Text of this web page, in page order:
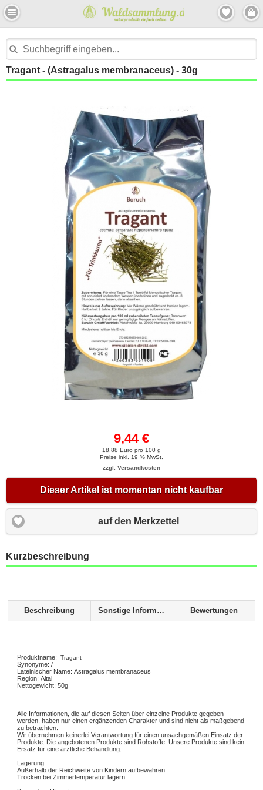
Tragant - (Astragalus membranaceus) - 30g
9,44 €
18,88 Euro pro 100 g
Preise inkl. 19 % MwSt.
zzgl. Versandkosten
Dieser Artikel ist momentan nicht kaufbar
auf den Merkzettel
Kurzbeschreibung
Beschreibung Sonstige Informationen Bewertungen
Produktname: Tragant
Synonyme: /
Lateinischer Name: Astragalus membranaceus
Region: Altai
Nettogewicht: 50g
Alle Informationen, die auf diesen Seiten über einzelne Produkte gegeben
werden, haben nur einen ergänzenden Charakter und sind nicht als maßgebend
zu betrachten.
Wir übernehmen keinerlei Verantwortung für einen unsachgemäßen Einsatz der
Produkte. Die angebotenen Produkte sind Rohstoffe. Unsere Produkte sind kein
Ersatz für eine ärztliche Behandlung.
Lagerung:
Außerhalb der Reichweite von Kindern aufbewahren.
Trocken bei Zimmertemperatur lagern.